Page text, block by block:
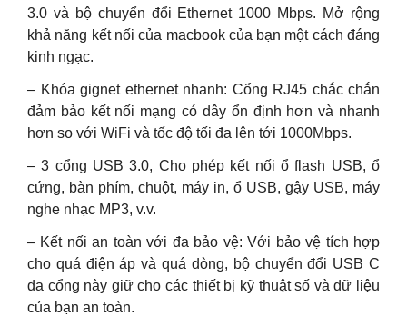
3.0 và bộ chuyển đổi Ethernet 1000 Mbps. Mở rộng
khả năng kết nối của macbook của bạn một cách đáng
kinh ngạc.
– Khóa gignet ethernet nhanh: Cổng RJ45 chắc chắn
đảm bảo kết nối mạng có dây ổn định hơn và nhanh
hơn so với WiFi và tốc độ tối đa lên tới 1000Mbps.
– 3 cổng USB 3.0, Cho phép kết nối ổ flash USB, ổ
cứng, bàn phím, chuột, máy in, ổ USB, gậy USB, máy
nghe nhạc MP3, v.v.
– Kết nối an toàn với đa bảo vệ: Với bảo vệ tích hợp
cho quá điện áp và quá dòng, bộ chuyển đổi USB C
đa cổng này giữ cho các thiết bị kỹ thuật số và dữ liệu
của bạn an toàn.